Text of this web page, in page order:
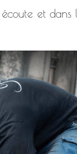
et